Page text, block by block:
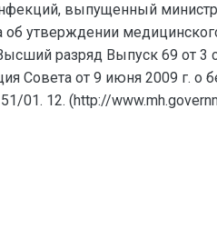
выпущенный
об утверждении
разряд Выпуск 69 от
Совета от 9 июня 2009 г. о
01. 12. (http://